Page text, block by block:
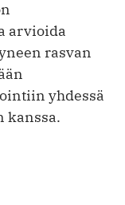
arvioida
rasvan
yhdessä
kanssa.